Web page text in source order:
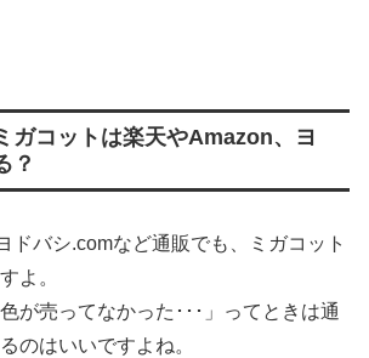
ガコットは楽天やAmazon、ヨ
？
ドバシ.comなど通販でも、ミガコット
よ。
が売ってなかった･･･」ってときは通
のはいいですよね。